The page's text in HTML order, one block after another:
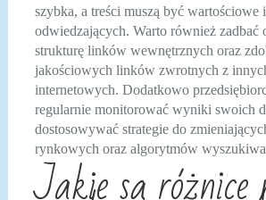
szybka, a treści muszą być wartościowe
odwiedzających. Warto również zadbać
strukturę linków wewnętrznych oraz
jakościowych linków zwrotnych z
internetowych. Dodatkowo
regularnie monitorować wyniki swoich
dostosowywać strategie do
rynkowych oraz algorytmów